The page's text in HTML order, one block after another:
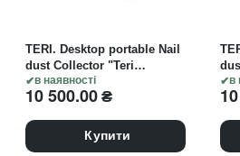
в наявності
TERI. Desktop portable Nail
dust Collector "Teri
Diamond", Витяжка
настільна, чорна зі
10 500.00₴
Купити
в